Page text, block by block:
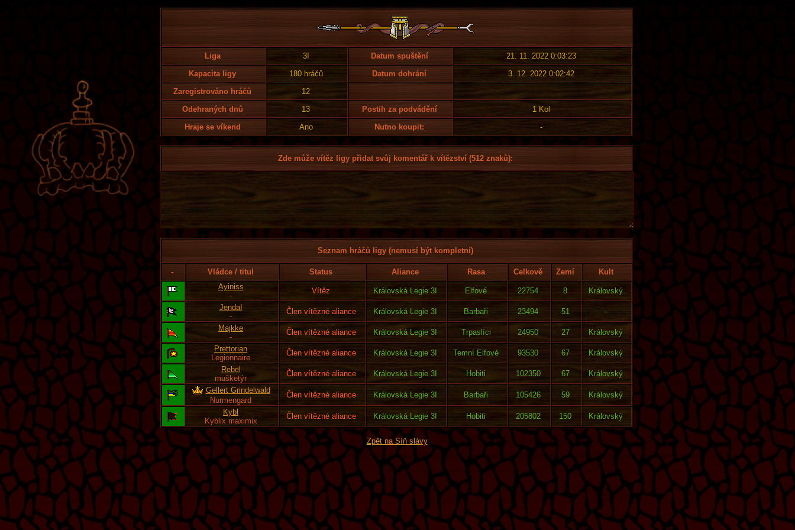
Liga 3I Datum spuštění
21. 11. 2022 0:03:23
Kapacita ligy
180 hráčů Datum dohrání
3. 12. 2022 0:02:42
Zaregistrováno hráčů
12
Odehraných dnů
13 Postih za podvádění
1 Kol
Hraje se víkend
Ano Nutno koupit: -
Zde může vítěz ligy přidat svůj komentář k vítězství (512 znaků):
Seznam hráčů ligy (nemusí být kompletní)
- Vládce / titul Status Aliance Rasa Celkově Zemí
Kult
Ayiniss
-
Vítěz Královská Legie 3I Elfové 22754 8
Královský
JendaI
-
Člen vítězné aliance Královská Legie 3I Barbaři 23494 51
-
Majkke
-
Člen vítězné aliance Královská Legie 3I Trpaslíci 24950 27
Královský
Prettorian
Legionnaire
Člen vítězné aliance Královská Legie 3I Temní Elfové 93530 67
Královský
Rebel
mušketýr
Člen vítězné aliance Královská Legie 3I Hobiti 102350 67
Královský
Gellert Grindelwald
Nurmengard
Člen vítězné aliance Královská Legie 3I Barbaři 105426 59
Královský
Kybl
Kyblix maximix
Člen vítězné aliance Královská Legie 3I Hobiti 205802 150 Královský
Zpět na Síň slávy